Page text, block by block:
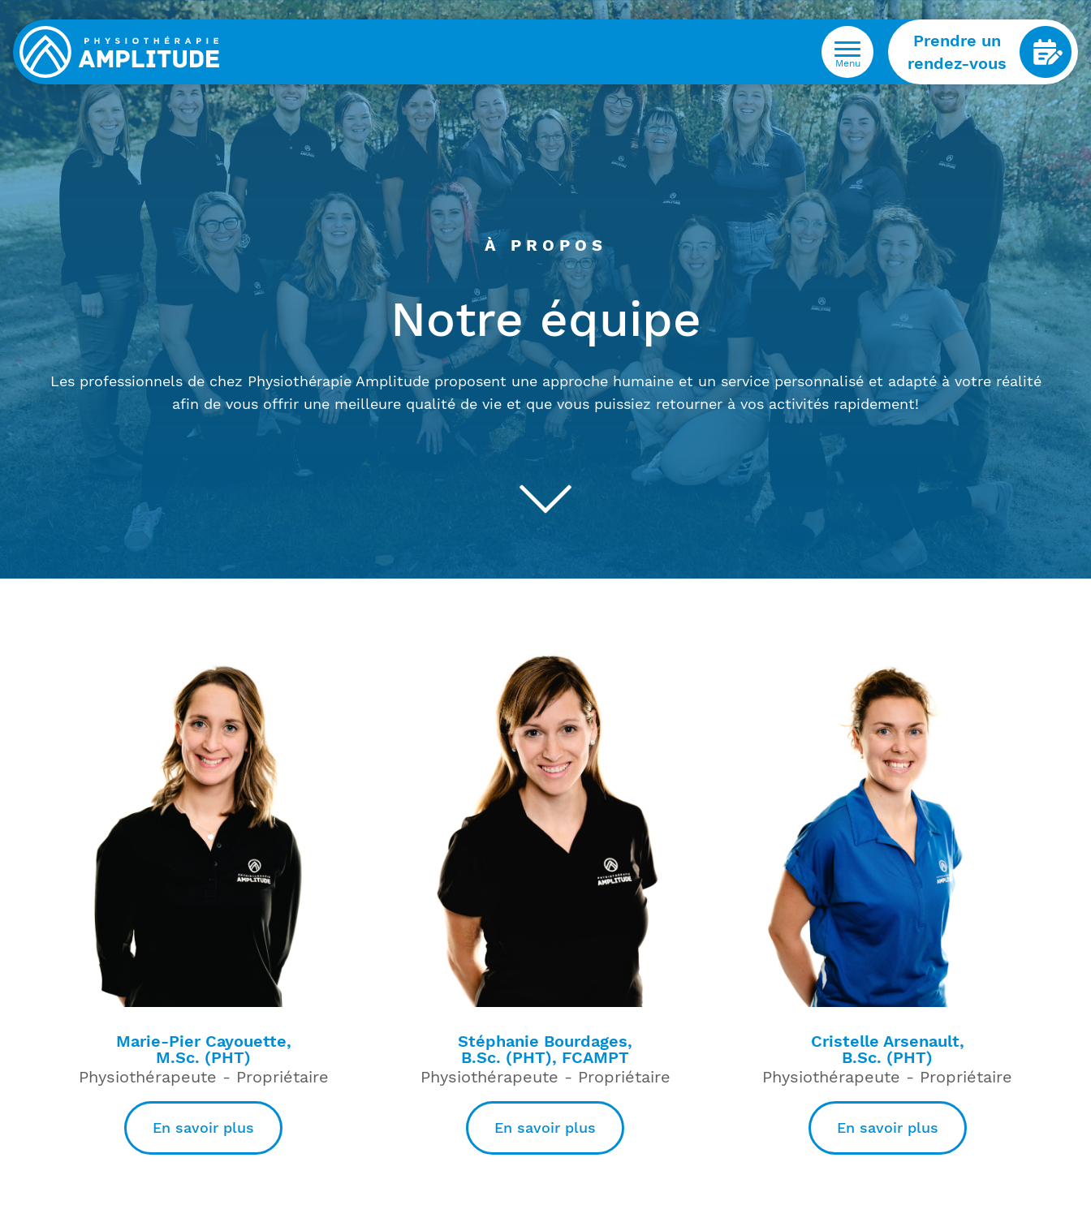
Menu
Prendre un
rendez-vous
À PROPOS
Notre équipe
Les professionnels de chez Physiothérapie Amplitude proposent une approche humaine et un service personnalisé et adapté à votre réalité
afin de vous offrir une meilleure qualité de vie et que vous puissiez retourner à vos activités rapidement!
Marie-Pier Cayouette,
M.Sc. (PHT)
Physiothérapeute - Propriétaire
En savoir plus
Stéphanie Bourdages,
B.Sc. (PHT), FCAMPT
Physiothérapeute - Propriétaire
En savoir plus
Cristelle Arsenault,
B.Sc. (PHT)
Physiothérapeute - Propriétaire
En savoir plus